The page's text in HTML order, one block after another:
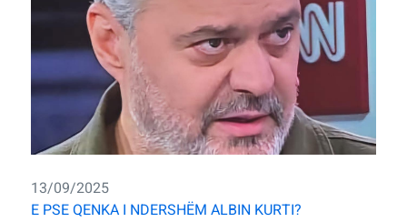
13/09/2025
E PSE QENKA I NDERSHËM ALBIN KURTI?